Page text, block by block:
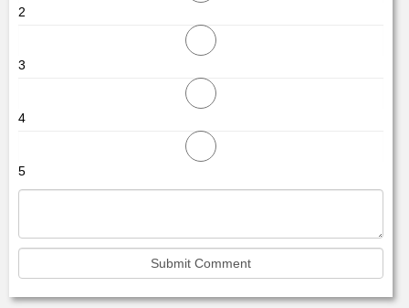
2
3
4
5